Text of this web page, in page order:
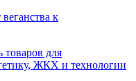
к
для
ЖКХ и технологии